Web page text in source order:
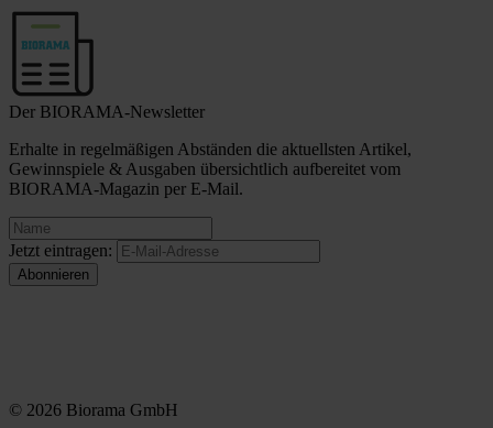
Der BIORAMA-Newsletter
Erhalte in regelmäßigen Abständen die aktuellsten Artikel,
Gewinnspiele & Ausgaben übersichtlich aufbereitet vom
BIORAMA-Magazin per E-Mail.
Jetzt eintragen:
© 2026 Biorama GmbH